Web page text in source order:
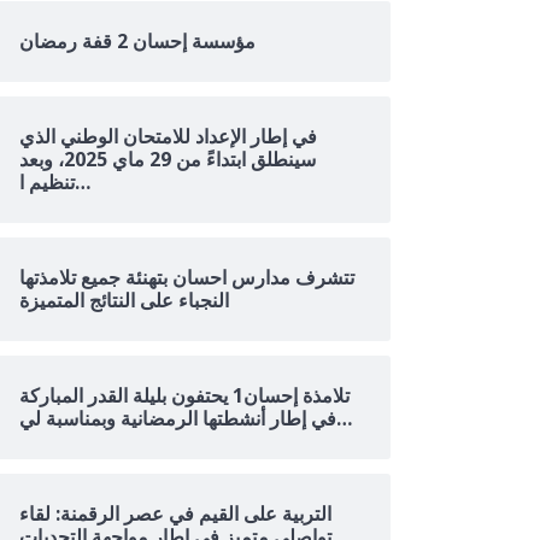
مؤسسة إحسان 2 قفة رمضان
في إطار الإعداد للامتحان الوطني الذي
سينطلق ابتداءً من 29 ماي 2025، وبعد
تنظيم ا…
تتشرف مدارس احسان بتهنئة جميع تلامذتها
النجباء على النتائج المتميزة
تلامذة إحسان1 يحتفون بليلة القدر المباركة
في إطار أنشطتها الرمضانية وبمناسبة لي…
التربية على القيم في عصر الرقمنة: لقاء